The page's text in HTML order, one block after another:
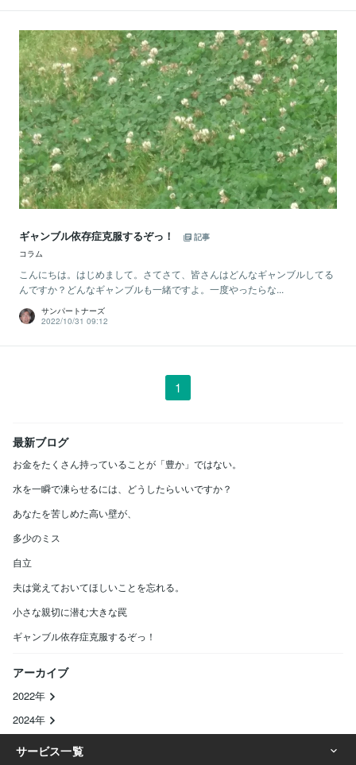
ギャンブル依存症克服するぞっ！
記事
コラム
こんにちは。はじめまして。さてさて、皆さんはどんなギャンブルしてる
んですか？どんなギャンブルも一緒ですよ。一度やったらな...
サンパートナーズ
2022/10/31 09:12
1
最新ブログ
お金をたくさん持っていることが「豊か」ではない。
水を一瞬で凍らせるには、どうしたらいいですか？
あなたを苦しめた高い壁が、
多少のミス
自立
夫は覚えておいてほしいことを忘れる。
小さな親切に潜む大きな罠
ギャンブル依存症克服するぞっ！
アーカイブ
2022年
2024年